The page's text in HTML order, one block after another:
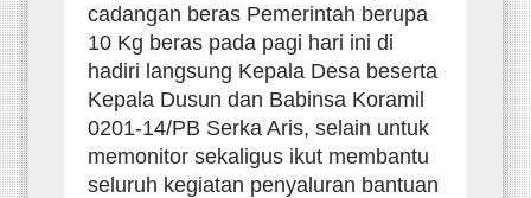
cadangan beras Pemerintah berupa
10 Kg beras pada pagi hari ini di
hadiri langsung Kepala Desa beserta
Kepala Dusun dan Babinsa Koramil
0201-14/PB Serka Aris, selain untuk
memonitor sekaligus ikut membantu
seluruh kegiatan penyaluran bantuan